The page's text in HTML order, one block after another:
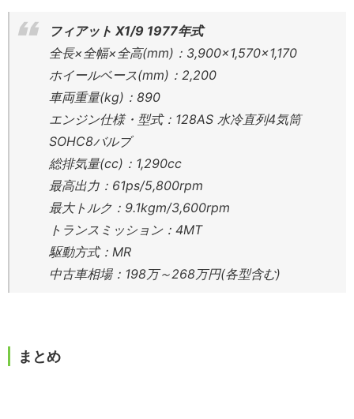
フィアット X1/9 1977年式
全長×全幅×全高(mm)：3,900×1,570×1,170
ホイールベース(mm)：2,200
車両重量(kg)：890
エンジン仕様・型式：128AS 水冷直列4気筒
SOHC8バルブ
総排気量(cc)：1,290cc
最高出力：61ps/5,800rpm
最大トルク：9.1kgm/3,600rpm
トランスミッション：4MT
駆動方式：MR
中古車相場：198万～268万円(各型含む)
まとめ